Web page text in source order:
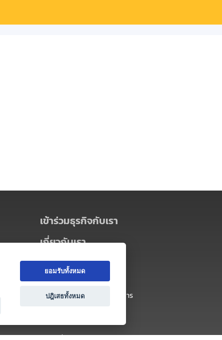
เข้าร่วมธุรกิจกับเรา
เกี่ยวกับเรา
เกี่ยวกับ Thai MICE Connect
นโยบายความเป็นส่วนตัว
ข้อตกลง และเงื่อนไขการใช้บริการ
ยอมรับทั้งหมด
ปฎิเสธทั้งหมด